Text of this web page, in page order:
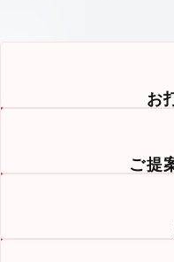
お
ご提